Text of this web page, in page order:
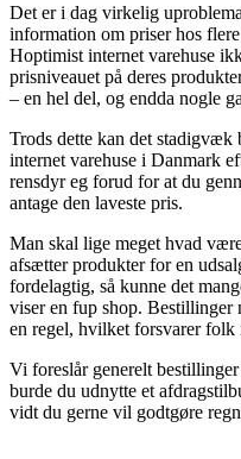
Det er i dag virkelig
information om priser hos
Hoptimist internet varehuse
prisniveauet på deres
– en hel del, og endda nogle
Trods dette kan det stadigvæk
internet varehuse i Danmark
rensdyr eg forud for at du
antage den laveste pris.
Man skal lige meget hvad
afsætter produkter for en
fordelagtig, så kunne det
viser en fup shop.
en regel, hvilket forsvarer folk
Vi foreslår generelt
burde du udnytte et
vidt du gerne vil godtgøre